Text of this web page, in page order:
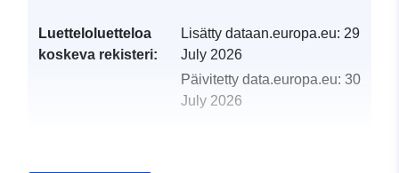
Luetteloluetteloa
koskeva rekisteri:
Lisätty dataan.europa.eu: 29
July 2026
Päivitetty data.europa.eu: 30
July 2026